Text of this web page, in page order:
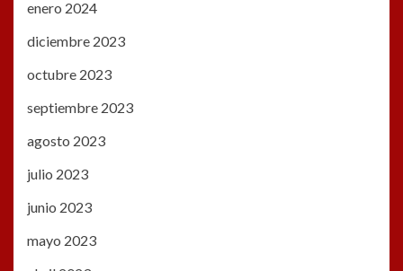
enero 2024
diciembre 2023
octubre 2023
septiembre 2023
agosto 2023
julio 2023
junio 2023
mayo 2023